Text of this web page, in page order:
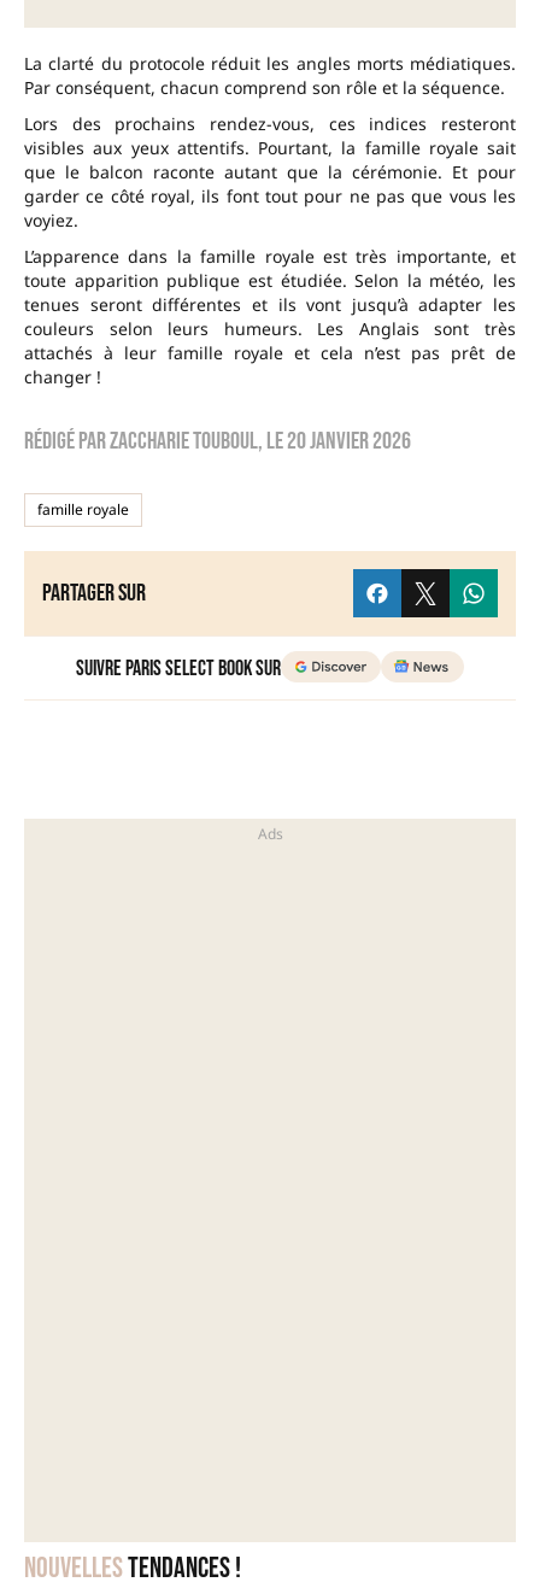
Nouvellestendances !
La clarté du protocole réduit les angles morts médiatiques.
Par conséquent, chacun comprend son rôle et la séquence.
Lors des prochains rendez-vous, ces indices resteront
visibles aux yeux attentifs. Pourtant, la famille royale sait
que le balcon raconte autant que la cérémonie. Et pour
garder ce côté royal, ils font tout pour ne pas que vous les
voyiez.
L’apparence dans la famille royale est très importante, et
toute apparition publique est étudiée. Selon la météo, les
tenues seront différentes et ils vont jusqu’à adapter les
couleurs selon leurs humeurs. Les Anglais sont très
attachés à leur famille royale et cela n’est pas prêt de
changer !
Rédigé parzaccharie touboul, le20 janvier 2026
famille royale
Partager sur
Suivre Paris Select Book sur